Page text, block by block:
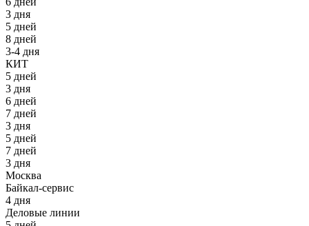
3 дня
5 дней
8 дней
3-4 дня
КИТ
5 дней
3 дня
6 дней
7 дней
3 дня
5 дней
7 дней
3 дня
Москва
Байкал-сервис
4 дня
Деловые линии